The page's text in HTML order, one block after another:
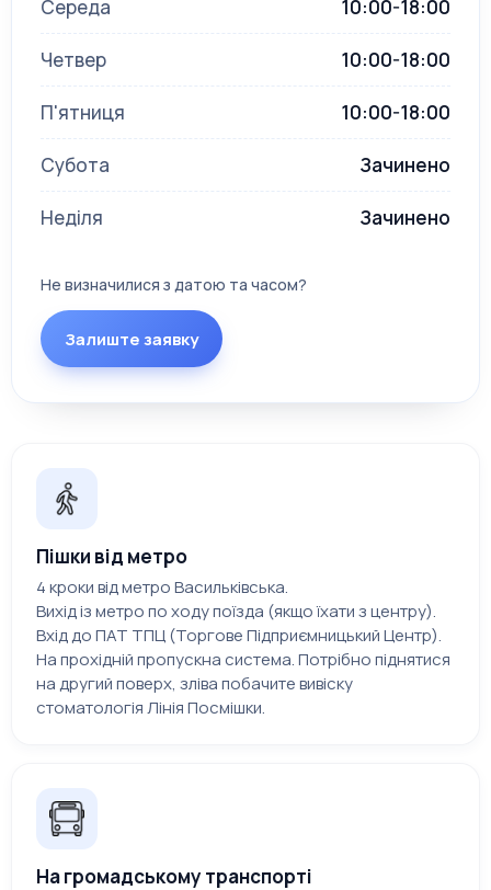
Середа 10:00-18:00
Четвер 10:00-18:00
П'ятниця 10:00-18:00
Субота Зачинено
Неділя Зачинено
Не визначилися з датою та часом?
Залиште заявку
Пішки від метро
4 кроки від метро Васильківська.
Вихід із метро по ходу поїзда (якщо їхати з центру).
Вхід до ПАТ ТПЦ (Торгове Підприємницький Центр).
На прохідній пропускна система. Потрібно піднятися
на другий поверх, зліва побачите вивіску
стоматологія Лінія Посмішки.
На громадському транспорті